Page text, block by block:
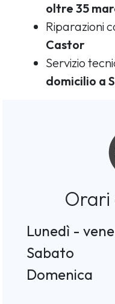
oltre 35
Riparazioni
Castor
Servizio
domicilio a
Lunedì -
Sabato
Domenica